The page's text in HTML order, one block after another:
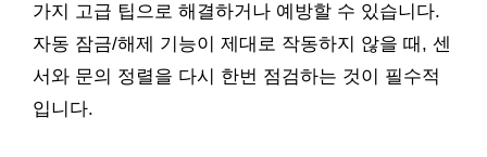
가지 고급 팁으로 해결하거나 예방할 수 있습니다.
자동 잠금/해제 기능이 제대로 작동하지 않을 때, 센
서와 문의 정렬을 다시 한번 점검하는 것이 필수적
입니다.